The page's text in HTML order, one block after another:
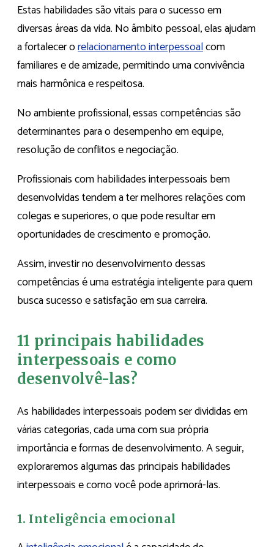
Estas habilidades são vitais para o sucesso em
diversas áreas da vida. No âmbito pessoal, elas ajudam
a fortalecer orelacionamento interpessoalcom
familiares e de amizade, permitindo uma convivência
mais harmônica e respeitosa.
No ambiente profissional, essas competências são
determinantes para o desempenho em equipe,
resolução de conflitos e negociação.
Profissionais com habilidades interpessoais bem
desenvolvidas tendem a ter melhores relações com
colegas e superiores, o que pode resultar em
oportunidades de crescimento e promoção.
Assim, investir no desenvolvimento dessas
competências é uma estratégia inteligente para quem
busca sucesso e satisfação em sua carreira.
11 principais habilidades
interpessoais e como
desenvolvê-las?
As habilidades interpessoais podem ser divididas em
várias categorias, cada uma com sua própria
importância e formas de desenvolvimento. A seguir,
exploraremos algumas das principais habilidades
interpessoais e como você pode aprimorá-las.
1. Inteligência emocional